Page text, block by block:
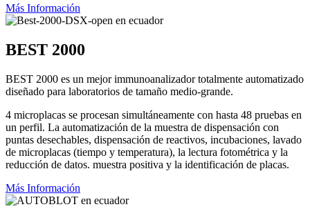
Más Información
BEST 2000
BEST 2000 es un mejor immunoanalizador totalmente automatizado
diseñado para laboratorios de tamaño medio-grande.
4 microplacas se procesan simultáneamente con hasta 48 pruebas en
un perfil. La automatización de la muestra de dispensación con
puntas desechables, dispensación de reactivos, incubaciones, lavado
de microplacas (tiempo y temperatura), la lectura fotométrica y la
reducción de datos. muestra positiva y la identificación de placas.
Más Información